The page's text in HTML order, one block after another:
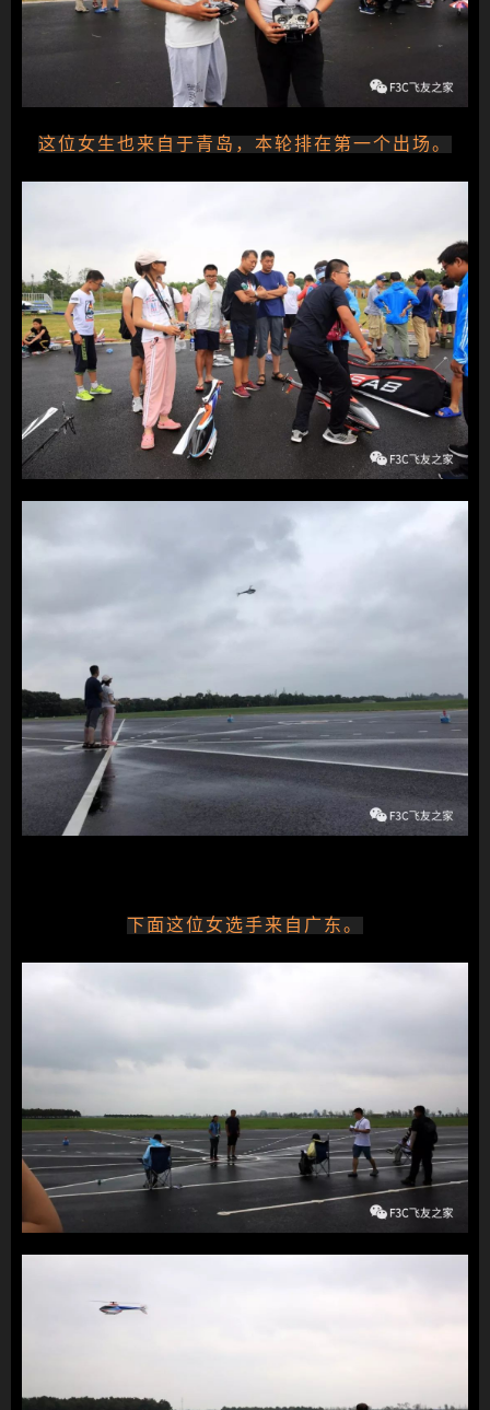
这位女生也来自于青岛，本轮排在第一个出场。
下面这位女选手来自广东。